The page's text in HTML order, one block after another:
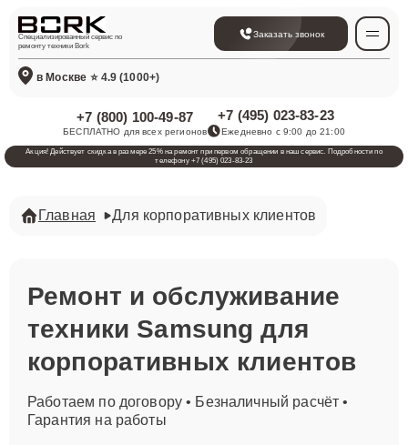
Специализированный сервис по
ремонту техники Bork
Заказать звонок
в Москве ⭐ 4.9 (1000+)
+7 (800) 100-49-87
БЕСПЛАТНО для всех регионов
+7 (495) 023-83-23
Ежедневно с 9:00 до 21:00
Акция! Действует скидка в размере 25% на ремонт при первом обращении в наш сервис. Подробности по
телефону +7 (495) 023-83-23
Главная Для корпоративных клиентов
Ремонт и обслуживание
техники Samsung для
корпоративных клиентов
Работаем по договору • Безналичный расчёт •
Гарантия на работы